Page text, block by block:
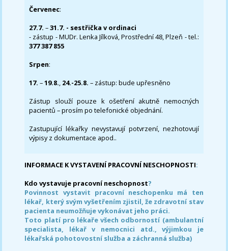
Červenec:
27.7.–31.7. - sestřička v ordinaci
- zástup - MUDr. Lenka Jílková, Prostřední 48, Plzeň - tel.:
377 387 855
Srpen:
17. –19.8., 24.-25.8. – zástup: bude upřesněno
Zástup slouží pouze k ošetření akutně nemocných
pacientů – prosím po telefonické objednání.
Zastupující lékařky nevystavují potvrzení, nezhotovují
výpisy z dokumentace apod..
INFORMACE K VYSTAVENÍ PRACOVNÍ NESCHOPNOSTI:
Kdo vystavuje pracovní neschopnost?
Povinnost vystavit pracovní neschopenku má ten
lékař, který svým vyšetřením zjistil, že zdravotní stav
pacienta neumožňuje vykonávat jeho práci.
Toto platí pro lékaře všech odborností (ambulantní
specialista, lékař v nemocnici atd., výjimkou je
lékařská pohotovostní služba a záchranná služba)